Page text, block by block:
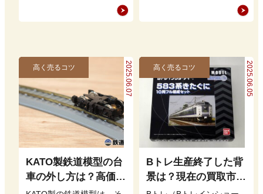
密なデザインや幅広いライ
ンナップは、初心者からコ
「グリーンマックス」。他
のメーカーと比べて価格が
2025.06.07
高く売るコツ
KATO製鉄道模型の台
車の外し方は？高価買
取につながるメンテナ
2025.06.05
高く売るコツ
Bトレ生産終了した背
景は？現在の買取市場
での評価や高値で売る